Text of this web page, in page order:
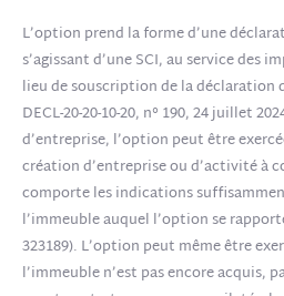
L’option prend la forme d’une
s’agissant d’une SCI, au service des
lieu de souscription de la déclaration
DECL-20-20-10-20, n° 190, 24 juillet
d’entreprise, l’option peut être
création d’entreprise ou d’activité à
comporte les indications
l’immeuble auquel l’option se
323189). L’option peut même être
l’immeuble n’est pas encore acquis,